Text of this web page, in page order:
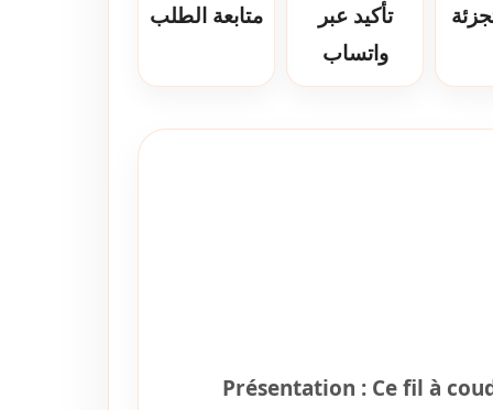
تأكيد عبر
واتساب
متابعة الطلب
Présentation : Ce fil à